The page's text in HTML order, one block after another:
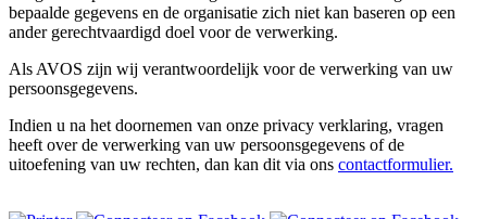
bepaalde gegevens en de organisatie zich niet kan baseren op een
ander gerechtvaardigd doel voor de verwerking.
Als AVOS zijn wij verantwoordelijk voor de verwerking van uw
persoonsgegevens.
Indien u na het doornemen van onze privacy verklaring, vragen
heeft over de verwerking van uw persoonsgegevens of de
uitoefening van uw rechten, dan kan dit via ons contactformulier.